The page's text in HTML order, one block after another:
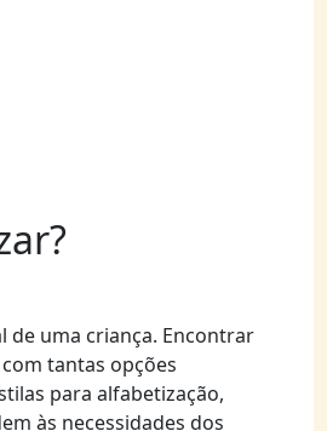
de uma criança. Encontrar
tantas opções
para alfabetização,
às necessidades dos